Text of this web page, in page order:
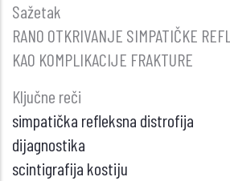
ALFA
EMITERA
Sažetak
RANO OTKRIVANJE SIMPATIČKE
KAO KOMPLIKACIJE FRAKTURE
Ključne reči
simpatička refleksna distrofija
dijagnostika
scintigrafija kostiju